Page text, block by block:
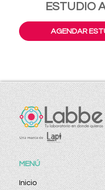
ESTUDIO
AGENDAR
MENÚ
Inicio